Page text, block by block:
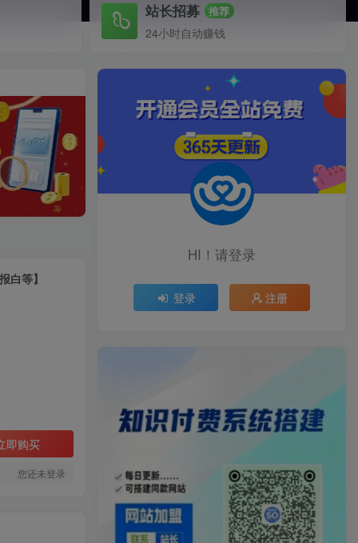
站长招募 推荐
24小时自动赚钱
白等】
即购买
您还未登录
HI！请登录
登录 注册